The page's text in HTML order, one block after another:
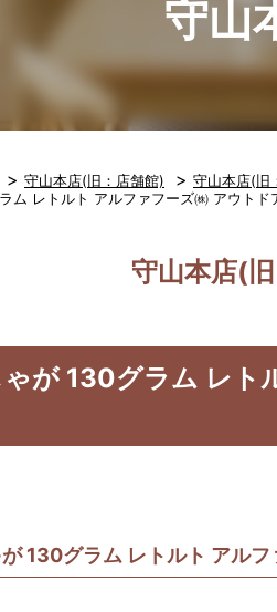
守山
> 守山本店(旧：店舗館) > 守山本店(旧
ム レトルト アルファフーズ㈱ アウ
守山本店(
ゃが 130グラム レ
が 130グラム レトルト ア